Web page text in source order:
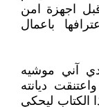
اجهزة امن
باعمال
آني موشيه
ديانته
الكتاب ليحكي